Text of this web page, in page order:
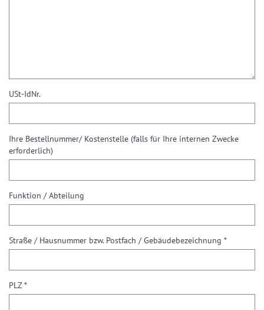
USt-IdNr.
Ihre Bestellnummer/ Kostenstelle (falls für Ihre internen Zwecke
erforderlich)
Funktion / Abteilung
Straße / Hausnummer bzw. Postfach / Gebäudebezeichnung *
PLZ *